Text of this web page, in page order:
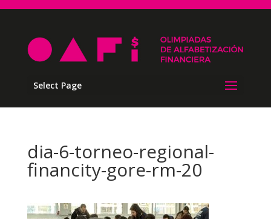
Select Page
dia-6-torneo-regional-
financity-gore-rm-20